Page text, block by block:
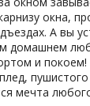
окна,
А вы
домашнем
и покоем!
мечта